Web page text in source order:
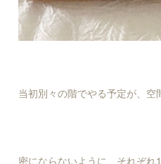
当初別々の階でやる予定が、空
密にならないように、それぞ